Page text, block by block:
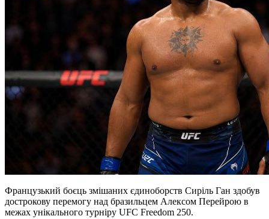
Французький боєць змішаних єдиноборств Сиріль Ган здобув
дострокову перемогу над бразильцем Алексом Перейрою в
межах унікального турніру UFC Freedom 250.